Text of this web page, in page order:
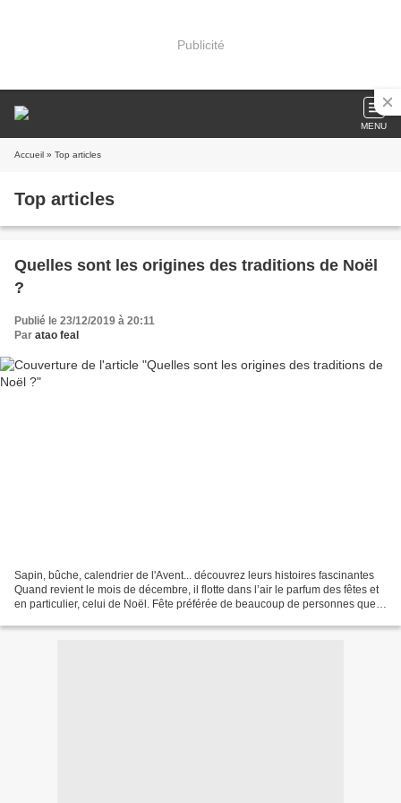
Publicité
MENU
Accueil » Top articles
Top articles
Quelles sont les origines des traditions de Noël
?
Publié le 23/12/2019 à 20:11
Par atao feal
Sapin, bûche, calendrier de l'Avent... découvrez leurs histoires fascinantes
Quand revient le mois de décembre, il flotte dans l’air le parfum des fêtes et
en particulier, celui de Noël. Fête préférée de beaucoup de personnes quel